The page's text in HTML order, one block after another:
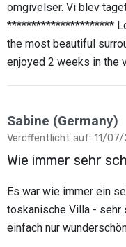
omgivelser. Vi blev
**********************
the most beautiful
enjoyed 2 weeks in the
Sabine (Germany)
Veröffentlicht auf: 11/
Wie immer sehr
Es war wie immer ein
toskanische Villa -
einfach nur